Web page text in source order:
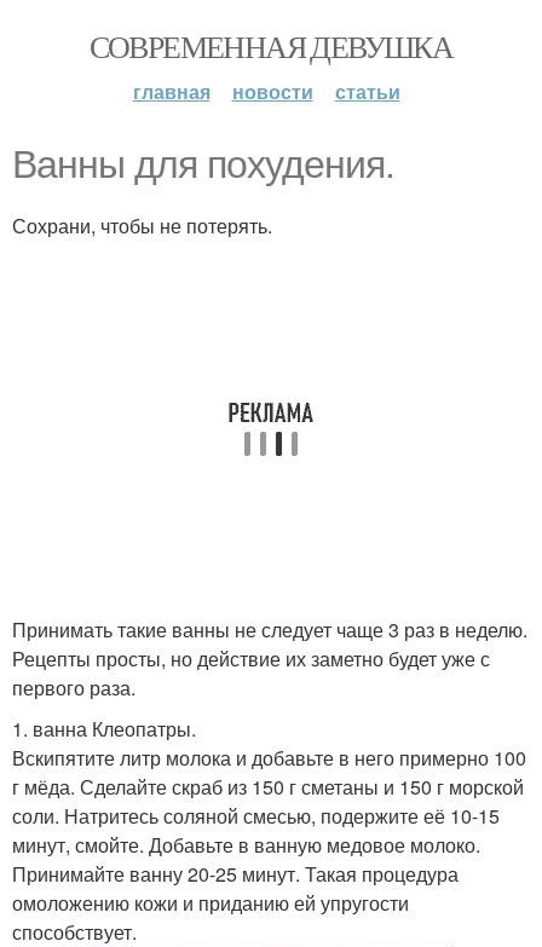
СОВРЕМЕННАЯ ДЕВУШКА
главная новости статьи
Ванны для похудения.
Сохрани, чтобы не потерять.
Принимать такие ванны не следует чаще 3 раз в неделю.
Рецепты просты, но действие их заметно будет уже с
первого раза.
1. ванна Клеопатры.
Вскипятите литр молока и добавьте в него примерно 100
г мёда. Сделайте скраб из 150 г сметаны и 150 г морской
соли. Натритесь соляной смесью, подержите её 10-15
минут, смойте. Добавьте в ванную медовое молоко.
Принимайте ванну 20-25 минут. Такая процедура
омоложению кожи и приданию ей упругости
способствует.